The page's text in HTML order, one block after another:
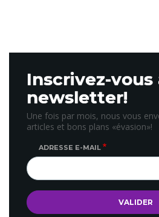
Inscrivez-vous
newsletter!
Une fois par mois, nous vous
articles et bons plans «évasion»!
ADRESSE E-MAIL